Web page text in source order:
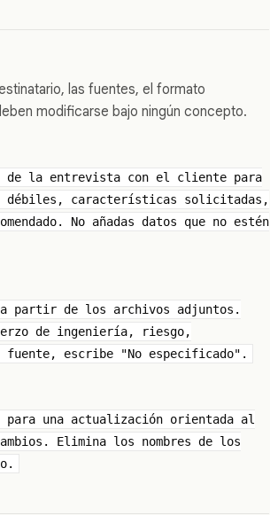
las fuentes, el formato
modificarse bajo ningún concepto.
de la entrevista con el cliente para
débiles, características solicitadas,
No añadas datos que no estén
a partir de los archivos adjuntos.
de ingeniería, riesgo,
fuente, escribe "No especificado".
para una actualización orientada al
Elimina los nombres de los